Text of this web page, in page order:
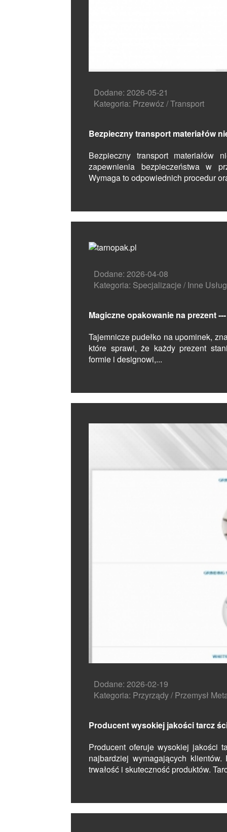
Dodane: 2026-05-21
Kategoria: Przewóz / Transport
Bezpieczny transport materiałów
Bezpieczny transport materiałów
zapewnienia bezpieczeństwa w
Wymaga to odpowiednich procedur
Dodane: 2026-04-08
Kategoria: Specjalizacje / Inne
Magiczne opakowanie na prezent
Tajemnicze pudełko na upominek,
które sprawi, że każdy prezent
formie i designowi,...
Dodane: 2026-02-19
Kategoria: Przyrządy / Przemysł
Producent wysokiej jakości tarcz
Producent oferuje wysokiej jakości
najbardziej wymagających
trwałość i skuteczność produktów.